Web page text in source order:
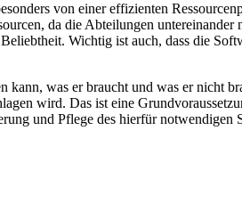
von einer effizienten
da die Abteilungen
Wichtig ist auch, dass die
was er braucht und was er nicht
wird. Das ist eine
und Pflege des hierfür notwendigen